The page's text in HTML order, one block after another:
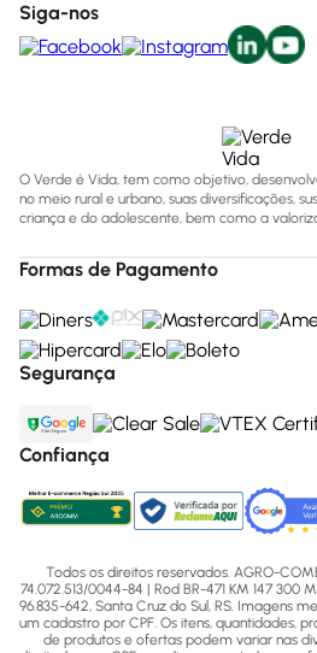
Siga-nos
O Verde é Vida, tem como objetivo,
no meio rural e urbano, suas diversificações,
criança e do adolescente, bem como a
Formas de Pagamento
Segurança
Confiança
Todos os direitos reservados. AGRO-
74.072.513/0044-84 | Rod BR-471 KM 147 300
96.835-642, Santa Cruz do Sul, RS. Imagens
um cadastro por CPF. Os itens, quantidades,
de produtos e ofertas podem variar nas